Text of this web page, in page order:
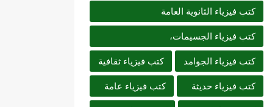
كتب فيزياء الثانوية العامة
كتب فيزياء الجسيمات،
كتب فيزياء الجوامد كتب فيزياء ثقافية
كتب فيزياء حديثة كتب فيزياء عامة